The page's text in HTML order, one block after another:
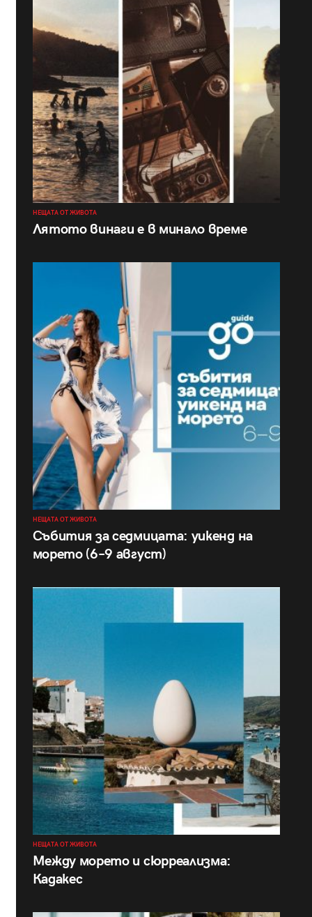
НЕЩАТА ОТ ЖИВОТА
Лятото винаги е в минало време
НЕЩАТА ОТ ЖИВОТА
Събития за седмицата: уикенд на
морето (6–9 август)
НЕЩАТА ОТ ЖИВОТА
Между морето и сюрреализма:
Кадакес